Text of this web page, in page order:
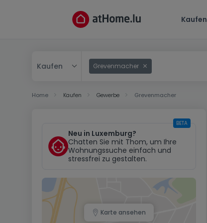
Kaufen
Kaufen Grevenmacher
Home Kaufen Gewerbe Grevenmacher
Neu in Luxemburg?
Chatten Sie mit Thom, um Ihre
Wohnungssuche einfach und
stressfrei zu gestalten.
BETA
Karte ansehen